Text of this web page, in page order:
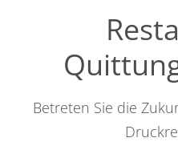
Betreten Sie die